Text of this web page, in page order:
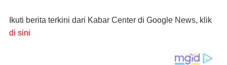
Ikuti berita terkini dari Kabar Center di Google News, klik
di sini